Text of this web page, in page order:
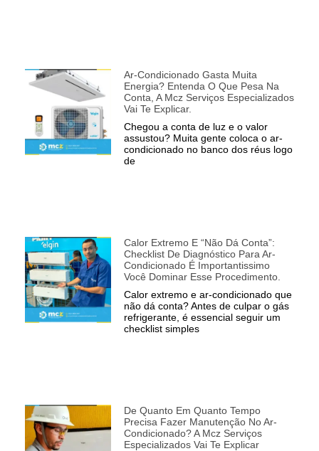
Ar-Condicionado Gasta Muita
Energia? Entenda O Que Pesa Na
Conta, A Mcz Serviços Especializados
Vai Te Explicar.
Chegou a conta de luz e o valor
assustou? Muita gente coloca o ar-
condicionado no banco dos réus logo
de
Calor Extremo E “não Dá Conta”:
Checklist De Diagnóstico Para Ar-
Condicionado É Importantissimo
Você Dominar Esse Procedimento.
Calor extremo e ar-condicionado que
não dá conta? Antes de culpar o gás
refrigerante, é essencial seguir um
checklist simples
De Quanto Em Quanto Tempo
Precisa Fazer Manutenção No Ar-
Condicionado? A Mcz Serviços
Especializados Vai Te Explicar